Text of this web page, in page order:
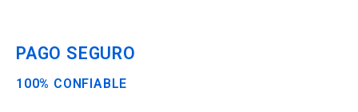
PAGO SEGURO
100% CONFIABLE